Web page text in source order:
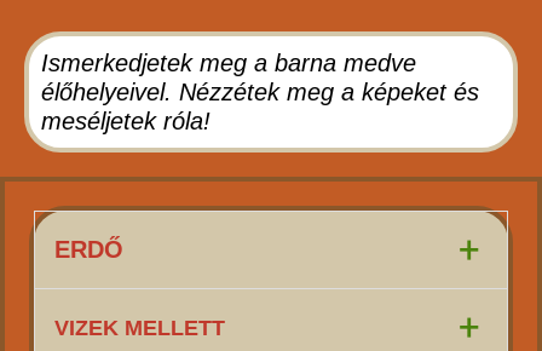
Ismerkedjetek meg a barna medve
élőhelyeivel. Nézzétek meg a képeket és
meséljetek róla!
ERDŐ +
VIZEK MELLETT +